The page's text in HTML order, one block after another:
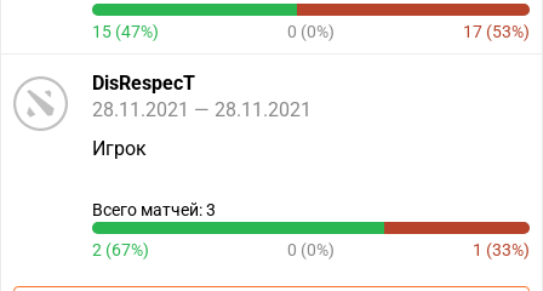
15 (47%) 0 (0%) 17 (53%)
DisRespecT
28.11.2021 — 28.11.2021
Игрок
Всего матчей: 3
2 (67%) 0 (0%) 1 (33%)